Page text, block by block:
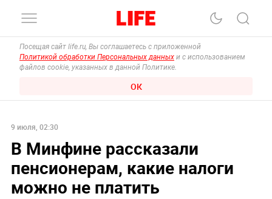
Посещая сайт life.ru, Вы соглашаетесь с приложенной
Политикой обработки Персональных данных и с использованием
файлов cookie, указанных в данной Политике.
ОК
9 июля, 02:30
В Минфине рассказали
пенсионерам, какие налоги
можно не платить